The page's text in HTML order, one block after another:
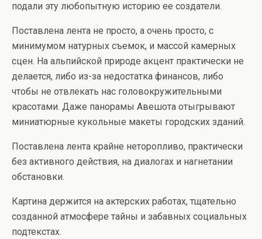
подали эту любопытную историю ее создатели.
Поставлена лента не просто, а очень просто, с
минимумом натурных съемок, и массой камерных
сцен. На альпийской природе акцент практически не
делается, либо из-за недостатка финансов, либо
чтобы не отвлекать нас головокружительными
красотами. Даже панорамы Авешота отыгрывают
миниатюрные кукольные макеты городских зданий.
Поставлена лента крайне неторопливо, практически
без активного действия, на диалогах и нагнетании
обстановки.
Картина держится на актерских работах, тщательно
созданной атмосфере тайны и забавных социальных
подтекстах.